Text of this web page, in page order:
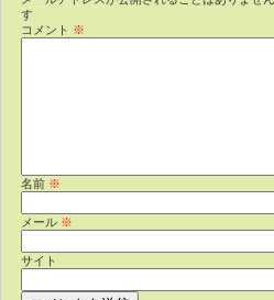
す
コメント ※
名前 ※
メール ※
サイト